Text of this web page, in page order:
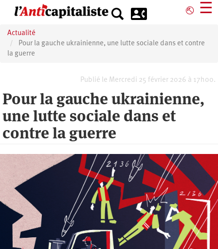
principal
⎋ ☰
Actualité
Pour la gauche ukrainienne, une lutte sociale dans et contre
la guerre
Publié le Mercredi 25 février 2026 à 17h00.
Pour la gauche ukrainienne,
une lutte sociale dans et
contre la guerre